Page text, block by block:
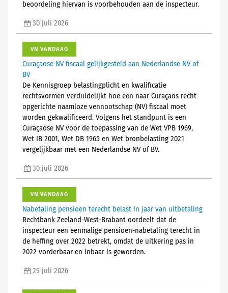
beoordeling hiervan is voorbehouden aan de inspecteur.
30 juli 2026
VN VANDAAG
Curaçaose NV fiscaal gelijkgesteld aan Nederlandse NV of
BV
De Kennisgroep belastingplicht en kwalificatie
rechtsvormen verduidelijkt hoe een naar Curaçaos recht
opgerichte naamloze vennootschap (NV) fiscaal moet
worden gekwalificeerd. Volgens het standpunt is een
Curaçaose NV voor de toepassing van de Wet VPB 1969,
Wet IB 2001, Wet DB 1965 en Wet bronbelasting 2021
vergelijkbaar met een Nederlandse NV of BV.
30 juli 2026
VN VANDAAG
Nabetaling pensioen terecht belast in jaar van uitbetaling
Rechtbank Zeeland-West-Brabant oordeelt dat de
inspecteur een eenmalige pensioen-nabetaling terecht in
de heffing over 2022 betrekt, omdat de uitkering pas in
2022 vorderbaar en inbaar is geworden.
29 juli 2026